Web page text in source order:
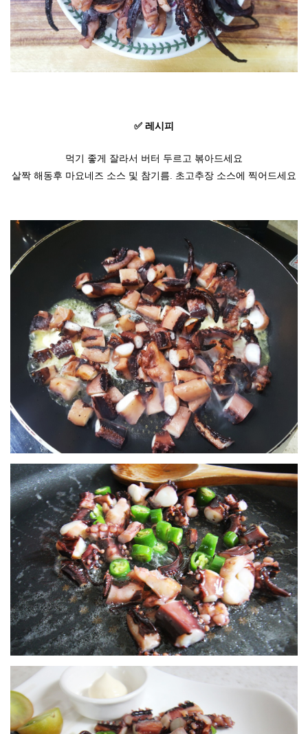
✅ 레시피
먹기 좋게 잘라서 버터 두르고 볶아드세요
살짝 해동후 마요네즈 소스 및 참기름. 초고추장 소스에 찍어드세요